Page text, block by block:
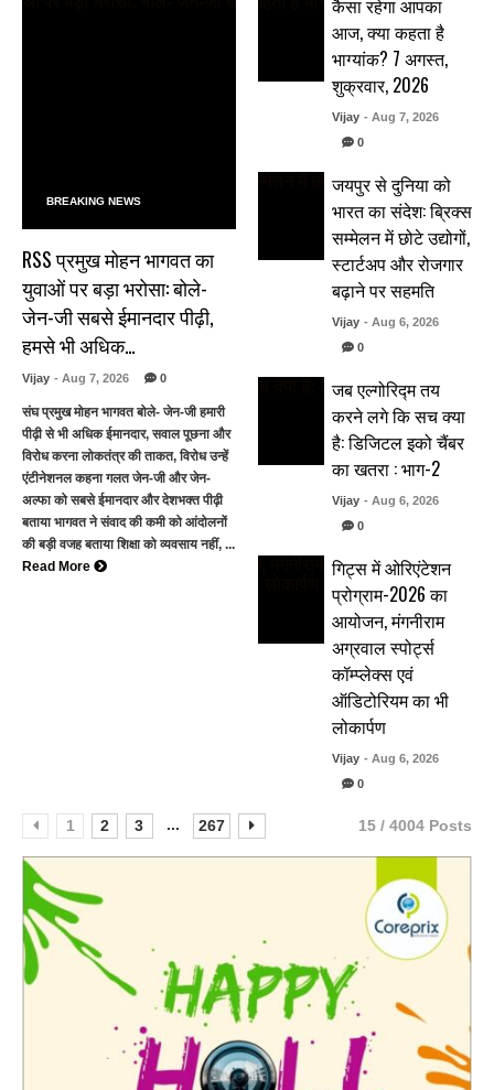
BREAKING NEWS
RSS प्रमुख मोहन भागवत का
युवाओं पर बड़ा भरोसा: बोले-
जेन-जी सबसे ईमानदार पीढ़ी,
हमसे भी अधिक…
Vijay - Aug 7, 2026 0
संघ प्रमुख मोहन भागवत बोले- जेन-जी हमारी
पीढ़ी से भी अधिक ईमानदार, सवाल पूछना और
विरोध करना लोकतंत्र की ताकत, विरोध उन्हें
एंटीनेशनल कहना गलत जेन-जी और जेन-
अल्फा को सबसे ईमानदार और देशभक्त पीढ़ी
बताया भागवत ने संवाद की कमी को आंदोलनों
की बड़ी वजह बताया शिक्षा को व्यवसाय नहीं, ...
Read More
आज, क्या कहता है
भाग्यांक? 7 अगस्त,
शुक्रवार, 2026
Vijay - Aug 7, 2026
0
जयपुर से दुनिया को
भारत का संदेश: ब्रिक्स
सम्मेलन में छोटे उद्योगों,
स्टार्टअप और रोजगार
बढ़ाने पर सहमति
Vijay - Aug 6, 2026
0
जब एल्गोरिद्म तय
करने लगे कि सच क्या
है: डिजिटल इको चैंबर
का खतरा : भाग-2
Vijay - Aug 6, 2026
0
गिट्स में ओरिएंटेशन
प्रोग्राम-2026 का
आयोजन, मंगनीराम
अग्रवाल स्पोर्ट्स
कॉम्प्लेक्स एवं
ऑडिटोरियम का भी
लोकार्पण
Vijay - Aug 6, 2026
0
1 2 3 ... 267 15 / 4004 Posts